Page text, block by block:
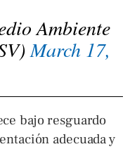
Ambiente
March 17,
bajo resguardo
adecuada y